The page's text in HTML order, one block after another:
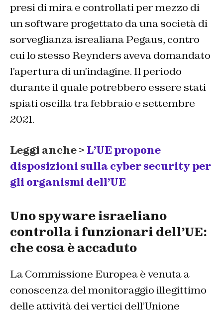
presi di mira e controllati per mezzo di
un software progettato da una società di
sorveglianza isrealiana Pegaus, contro
cui lo stesso Reynders aveva domandato
l’apertura di un’indagine. Il periodo
durante il quale potrebbero essere stati
spiati oscilla tra febbraio e settembre
2021.
Leggi anche > L’UE propone
disposizioni sulla cyber security per
gli organismi dell’UE
Uno spyware israeliano
controlla i funzionari dell’UE:
che cosa è accaduto
La Commissione Europea è venuta a
conoscenza del monitoraggio illegittimo
delle attività dei vertici dell’Unione